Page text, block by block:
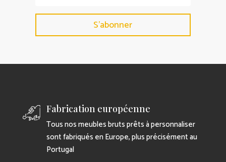
S'abonner
Fabrication européenne
Tous nos meubles bruts prêts à personnaliser
sont fabriqués en Europe, plus précisément au
Portugal